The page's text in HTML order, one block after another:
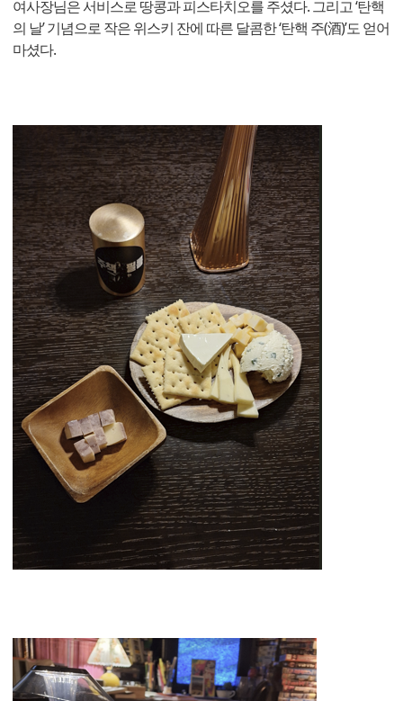
여사장님은 서비스로 땅콩과 피스타치오를 주셨다. 그리고 ‘탄핵
의 날’ 기념으로 작은 위스키 잔에 따른 달콤한 ‘탄핵 주(酒)’도 얻어
마셨다.